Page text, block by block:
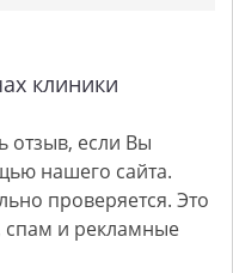
клиники
отзыв, если Вы
нашего сайта.
проверяется. Это
спам и рекламные